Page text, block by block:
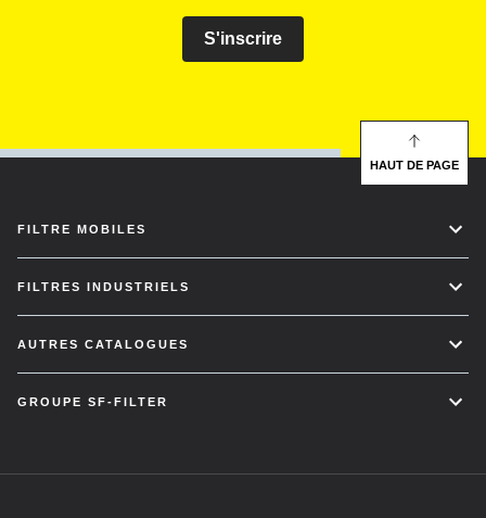
S'inscrire
FILTRE MOBILES
FILTRES INDUSTRIELS
AUTRES CATALOGUES
GROUPE SF-FILTER
HAUT DE PAGE